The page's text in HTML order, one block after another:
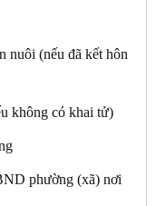
nuôi (nếu đã kết hôn
không có khai tử)
phường (xã) nơi